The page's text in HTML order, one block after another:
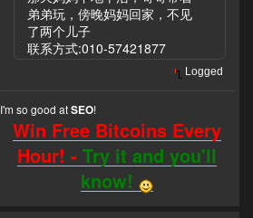
弟弟玩，傍晚妈妈回家，不见
了两个儿子
联系方式:010-57421877
Logged
I'm so good atSEO!
Win Free Bitcoins Every
Hour! -Try it and you'll
know!